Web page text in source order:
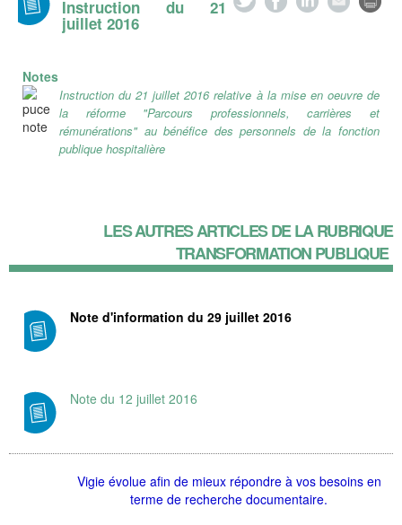
Instruction du 21
juillet 2016
Notes
Instruction du 21 juillet 2016 relative à la mise en oeuvre de
la réforme "Parcours professionnels, carrières et
rémunérations" au bénéfice des personnels de la fonction
publique hospitalière
LES AUTRES ARTICLES DE LA RUBRIQUE
TRANSFORMATION PUBLIQUE
Note d'information du 29 juillet 2016
Note du 12 juillet 2016
Vigie évolue afin de mieux répondre à vos besoins en
terme de recherche documentaire.